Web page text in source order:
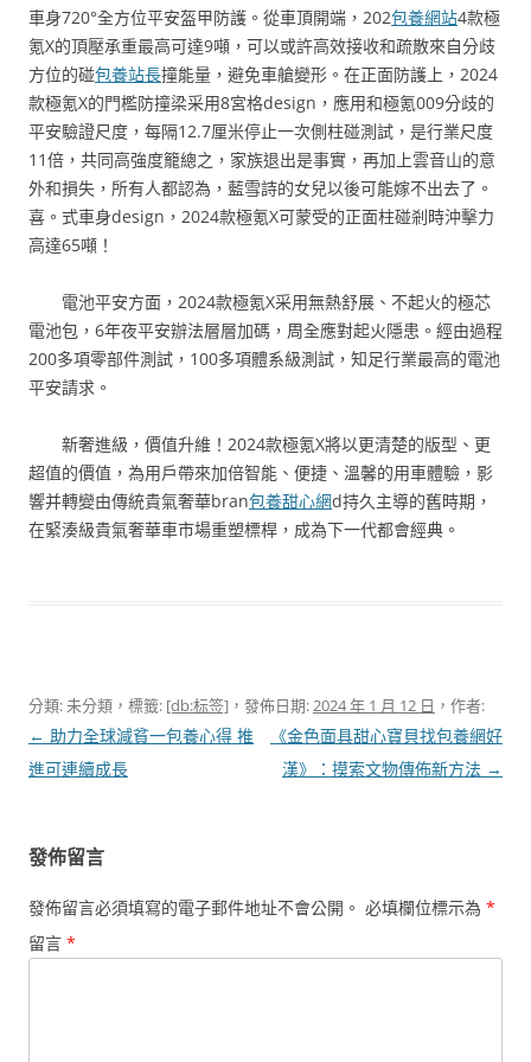
車身720°全方位平安盔甲防護。從車頂開端，202包養網站4款極
氪X的頂壓承重最高可達9噸，可以或許高效接收和疏散來自分歧
方位的碰包養站長撞能量，避免車艙變形。在正面防護上，2024
款極氪X的門檻防撞梁采用8宮格design，應用和極氪009分歧的
平安驗證尺度，每隔12.7厘米停止一次側柱碰測試，是行業尺度
11倍，共同高強度籠總之，家族退出是事實，再加上雲音山的意
外和損失，所有人都認為，藍雪詩的女兒以後可能嫁不出去了。
喜。式車身design，2024款極氪X可蒙受的正面柱碰剎時沖擊力
高達65噸！
電池平安方面，2024款極氪X采用無熱舒展、不起火的極芯
電池包，6年夜平安辦法層層加碼，周全應對起火隱患。經由過程
200多項零部件測試，100多項體系級測試，知足行業最高的電池
平安請求。
新奢進級，價值升維！2024款極氪X將以更清楚的版型、更
超值的價值，為用戶帶來加倍智能、便捷、溫馨的用車體驗，影
響并轉變由傳統貴氣奢華bran包養甜心網d持久主導的舊時期，
在緊湊級貴氣奢華車市場重塑標桿，成為下一代都會經典。
分類: 未分類，標籤: [db:标签] ，發佈日期:2024 年 1 月 12 日 ，作者:
文
章
← 助力全球減貧一包養心得 推
進可連續成長
《金色面具甜心寶貝找包養網好
漢》：摸索文物傳佈新方法 →
發佈留言
發佈留言必須填寫的電子郵件地址不會公開。 必填欄位標示為 *
留言 *